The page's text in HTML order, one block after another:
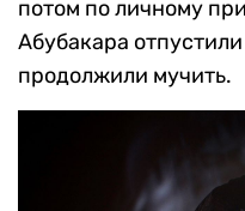
потом по личному
Абубакара
продолжили мучить.